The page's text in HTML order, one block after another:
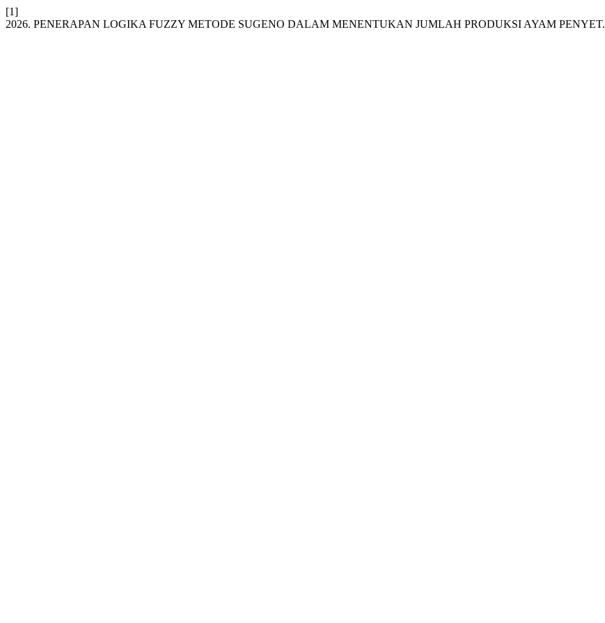
[1]
2026. PENERAPAN LOGIKA FUZZY METODE SUGENO DALAM MENENTUKAN JUMLAH PRODUKSI AYAM PENYET.